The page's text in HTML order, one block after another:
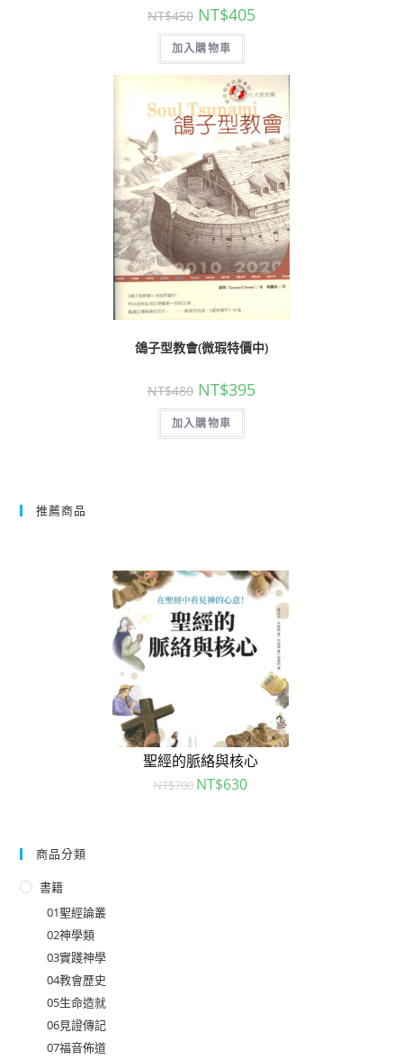
NT$450 NT$405
加入購物車
鴿子型教會(微瑕特價中)
NT$480 NT$395
加入購物車
推薦商品
聖經的脈絡與核心
NT$700 NT$630
商品分類
書籍
01聖經論叢
02神學類
03實踐神學
04教會歷史
05生命造就
06見證傳記
07福音佈道